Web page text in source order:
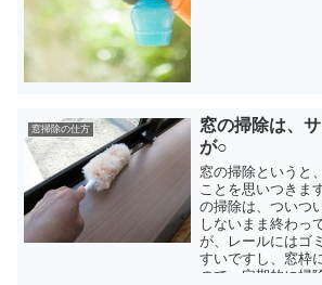
窓掃除の仕方
窓の掃除は、
が○
窓の掃除というと
ことを思いつきま
の掃除は、ついつ
しないまま終わっ
が、レールにはゴ
すいですし、窓枠
ので、定期的に掃